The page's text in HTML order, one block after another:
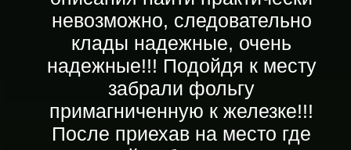
невозможно, следовательно
клады надежные, очень
надежные!!! Подойдя к месту
забрали фольгу
примагниченную к железке!!!
После приехав на место где